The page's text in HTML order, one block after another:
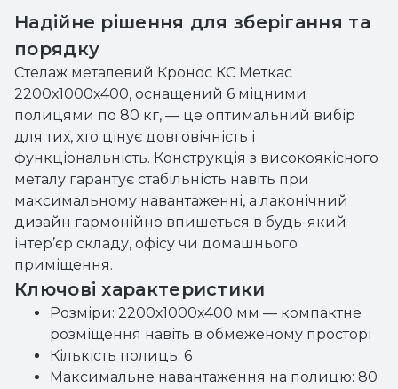
Надійне рішення для зберігання та
порядку
Стелаж металевий Кронос КС Меткас
2200х1000х400, оснащений 6 міцними
полицями по 80 кг, — це оптимальний вибір
для тих, хто цінує довговічність і
функціональність. Конструкція з високоякісного
металу гарантує стабільність навіть при
максимальному навантаженні, а лаконічний
дизайн гармонійно впишеться в будь-який
інтер’єр складу, офісу чи домашнього
приміщення.
Ключові характеристики
Розміри: 2200х1000х400 мм — компактне
розміщення навіть в обмеженому просторі
Кількість полиць: 6
Максимальне навантаження на полицю: 80